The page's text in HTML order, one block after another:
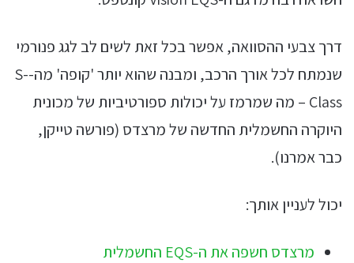
דרך צבעי ההסוואה, אפשר בכל זאת לשים לב לגג פנורמי
שנמתח לכל אורך הרכב, ומבנה שהוא יותר 'קופה' מה-S-
Class – מה שמרמז על יכולות ספורטיביות של מכונית
היוקרה החשמלית החדשה של מרצדס (פורשה טייקן,
כבר אמרנו).
יכול לעניין אותך:
מרצדס חשפה את ה-EQS החשמלית